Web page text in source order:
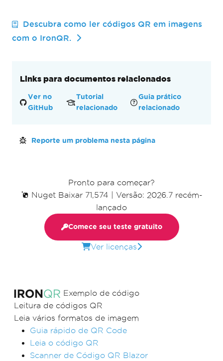
Exemplo de código
Leitura de códigos QR
Leia vários formatos de imagem
Guia rápido de QR Code
Leia o código QR
Scanner de Código QR Blazor
Descubra como ler códigos QR em imagens
com o IronQR.
Links para documentos relacionados
Ver no
GitHub
Tutorial
relacionado
Guia prático
relacionado
Reporte um problema nesta página
Pronto para começar?
Nuget Baixar 71,574
Versão: 2026.7 recém-
lançado
Comece seu teste gratuito
Ver licenças